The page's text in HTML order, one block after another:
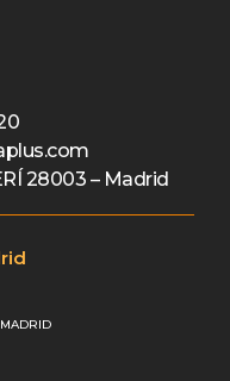
28003 – Madrid